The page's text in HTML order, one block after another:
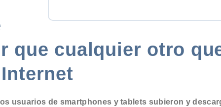
que cualquier otro
usuarios de smartphones y tablets subieron y